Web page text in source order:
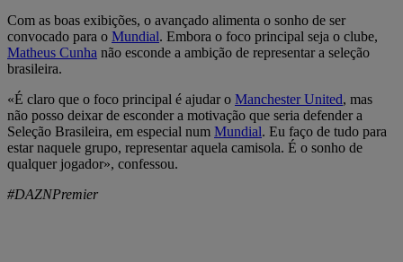
Com as boas exibições, o avançado alimenta o sonho de ser
convocado para o Mundial. Embora o foco principal seja o clube,
Matheus Cunha não esconde a ambição de representar a seleção
brasileira.
«É claro que o foco principal é ajudar o Manchester United, mas
não posso deixar de esconder a motivação que seria defender a
Seleção Brasileira, em especial num Mundial. Eu faço de tudo para
estar naquele grupo, representar aquela camisola. É o sonho de
qualquer jogador», confessou.
#DAZNPremier